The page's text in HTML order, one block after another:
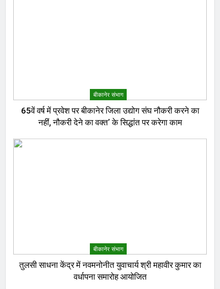
बीकानेर संभाग
65वें वर्ष में प्रवेश पर बीकानेर जिला उद्योग संघ नौकरी करने का
नहीं, नौकरी देने का वक्त’ के सिद्धांत पर करेगा काम
बीकानेर संभाग
तुलसी साधना केंद्र में नवमनोनीत युवाचार्य श्री महावीर कुमार का
वर्धापना समारोह आयोजित